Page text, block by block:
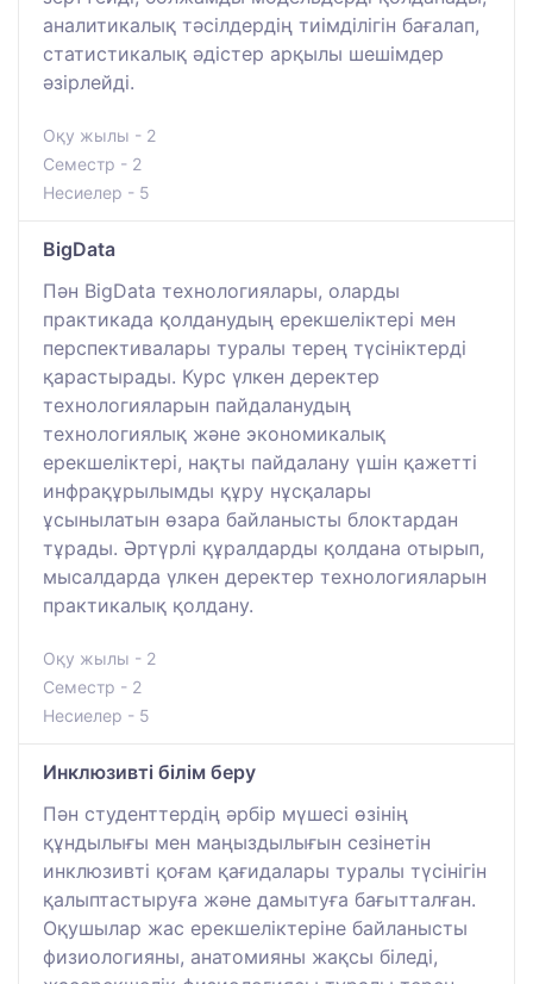
аналитикалық тәсілдердің тиімділігін бағалап,
статистикалық әдістер арқылы шешімдер
әзірлейді.
Оқу жылы - 2
Семестр - 2
Несиелер - 5
BigData
Пән BigData технологиялары, оларды
практикада қолданудың ерекшеліктері мен
перспективалары туралы терең түсініктерді
қарастырады. Курс үлкен деректер
технологияларын пайдаланудың
технологиялық және экономикалық
ерекшеліктері, нақты пайдалану үшін қажетті
инфрақұрылымды құру нұсқалары
ұсынылатын өзара байланысты блоктардан
тұрады. Әртүрлі құралдарды қолдана отырып,
мысалдарда үлкен деректер технологияларын
практикалық қолдану.
Оқу жылы - 2
Семестр - 2
Несиелер - 5
Инклюзивті білім беру
Пән студенттердің әрбір мүшесі өзінің
құндылығы мен маңыздылығын сезінетін
инклюзивті қоғам қағидалары туралы түсінігін
қалыптастыруға және дамытуға бағытталған.
Оқушылар жас ерекшеліктеріне байланысты
физиологияны, анатомияны жақсы біледі,